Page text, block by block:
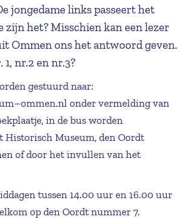
jongedame links passeert het
zijn het? Misschien kan een lezer
Ommen ons het antwoord geven.
nr.2 en nr.3?
gestuurd naar:
onder vermelding van
in de bus worden
Historisch Museum, den Oordt
of door het invullen van het
tussen 14.00 uur en 16.00 uur
op den Oordt nummer 7.